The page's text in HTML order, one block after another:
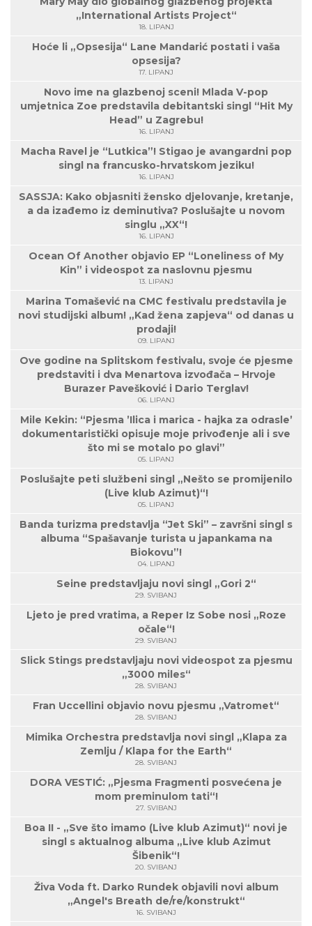
„International Artists Project“
18. LIPANJ
Hoće li „Opsesija“ Lane Mandarić postati i vaša
opsesija?
17. LIPANJ
Novo ime na glazbenoj sceni! Mlada V-pop
umjetnica Zoe predstavila debitantski singl “Hit My
Head” u Zagrebu!
16. LIPANJ
Macha Ravel je “Lutkica”! Stigao je avangardni pop
singl na francusko-hrvatskom jeziku!
16. LIPANJ
SASSJA: Kako objasniti žensko djelovanje, kretanje,
a da izađemo iz deminutiva? Poslušajte u novom
singlu „XX“!
16. LIPANJ
Ocean Of Another objavio EP “Loneliness of My
Kin” i videospot za naslovnu pjesmu
13. LIPANJ
Marina Tomašević na CMC festivalu predstavila je
novi studijski album! „Kad žena zapjeva“ od danas u
prodaji!
09. LIPANJ
Ove godine na Splitskom festivalu, svoje će pjesme
predstaviti i dva Menartova izvođača – Hrvoje
Burazer Pavešković i Dario Terglav!
06. LIPANJ
Mile Kekin: “Pjesma ’Ilica i marica - hajka za odrasle’
dokumentaristički opisuje moje privođenje ali i sve
što mi se motalo po glavi”
05. LIPANJ
Poslušajte peti službeni singl „Nešto se promijenilo
(Live klub Azimut)“!
05. LIPANJ
Banda turizma predstavlja “Jet Ski” – završni singl s
albuma “Spašavanje turista u japankama na
Biokovu”!
04. LIPANJ
Seine predstavljaju novi singl „Gori 2“
29. SVIBANJ
Ljeto je pred vratima, a Reper Iz Sobe nosi „Roze
očale“!
29. SVIBANJ
Slick Stings predstavljaju novi videospot za pjesmu
„3000 miles“
28. SVIBANJ
Fran Uccellini objavio novu pjesmu „Vatromet“
28. SVIBANJ
Mimika Orchestra predstavlja novi singl „Klapa za
Zemlju / Klapa for the Earth“
28. SVIBANJ
DORA VESTIĆ: „Pjesma Fragmenti posvećena je
mom preminulom tati“!
27. SVIBANJ
Boa II - „Sve što imamo (Live klub Azimut)“ novi je
singl s aktualnog albuma „Live klub Azimut
Šibenik“!
20. SVIBANJ
Živa Voda ft. Darko Rundek objavili novi album
„Angel's Breath de/re/konstrukt“
16. SVIBANJ